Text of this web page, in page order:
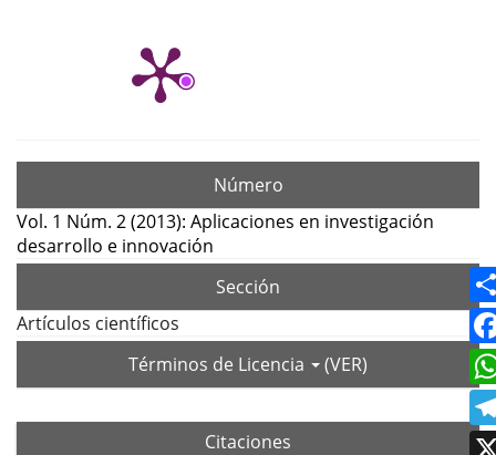
Número
Vol. 1 Núm. 2 (2013): Aplicaciones en investigación
desarrollo e innovación
Sección
Artículos científicos
Términos de Licencia
(VER)
Citaciones